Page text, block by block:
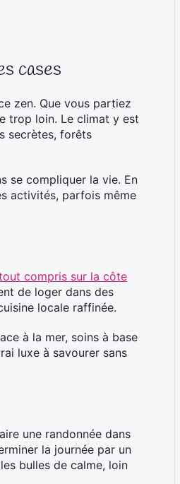
cases
zen. Que vous partiez
trop loin. Le climat y est
secrètes, forêts
se compliquer la vie. En
activités, parfois même
compris sur la côte
de loger dans des
locale raffinée.
à la mer, soins à base
luxe à savourer sans
une randonnée dans
la journée par un
bulles de calme, loin